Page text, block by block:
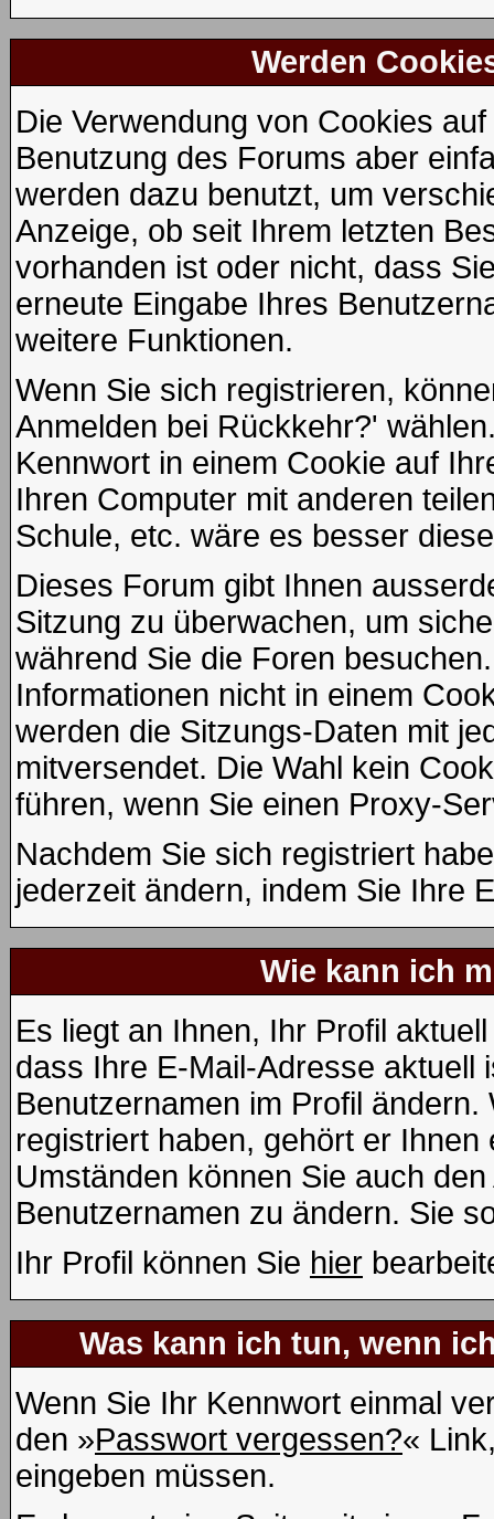
Werden
Die Verwendung von Cookies
Benutzung des Forums aber
werden dazu benutzt, um
Anzeige, ob seit Ihrem letzten
vorhanden ist oder nicht, dass
erneute Eingabe Ihres
weitere Funktionen.
Wenn Sie sich registrieren,
Anmelden bei Rückkehr?'
Kennwort in einem Cookie auf
Ihren Computer mit anderen
Schule, etc. wäre es besser
Dieses Forum gibt Ihnen
Sitzung zu überwachen, um
während Sie die Foren
Informationen nicht in einem
werden die Sitzungs-Daten mit
mitversendet. Die Wahl kein
führen, wenn Sie einen Proxy-
Nachdem Sie sich registriert
jederzeit ändern, indem Sie Ihre
Wie kann ich
Es liegt an Ihnen, Ihr Profil
dass Ihre E-Mail-Adresse aktuell
Benutzernamen im Profil
registriert haben, gehört er
Umständen können Sie auch
Benutzernamen zu ändern. Sie
Ihr Profil können Sie hier
Was kann ich tun, wenn
Wenn Sie Ihr Kennwort einmal
den »Passwort vergessen?«
eingeben müssen.